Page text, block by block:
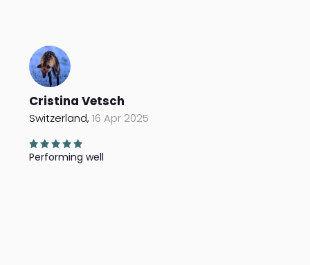
Cristina Vetsch
Switzerland,16 Apr 2025
Performing well